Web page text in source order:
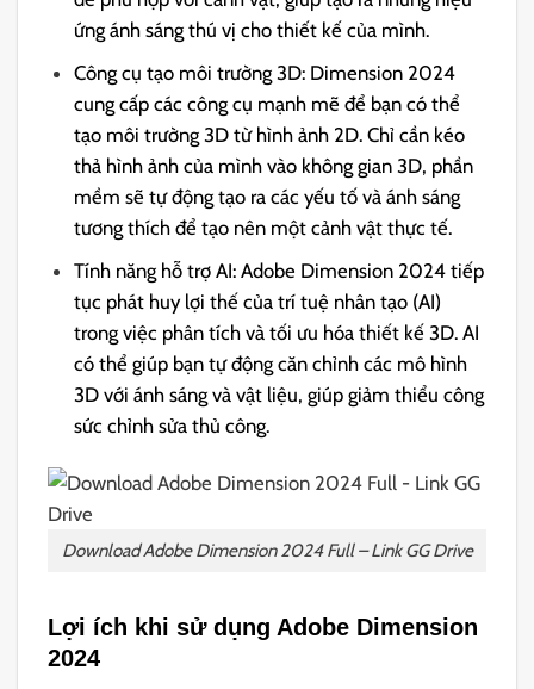
ứng ánh sáng thú vị cho thiết kế của mình.
Công cụ tạo môi trường 3D: Dimension 2024
cung cấp các công cụ mạnh mẽ để bạn có thể
tạo môi trường 3D từ hình ảnh 2D. Chỉ cần kéo
thả hình ảnh của mình vào không gian 3D, phần
mềm sẽ tự động tạo ra các yếu tố và ánh sáng
tương thích để tạo nên một cảnh vật thực tế.
Tính năng hỗ trợ AI: Adobe Dimension 2024 tiếp
tục phát huy lợi thế của trí tuệ nhân tạo (AI)
trong việc phân tích và tối ưu hóa thiết kế 3D. AI
có thể giúp bạn tự động căn chỉnh các mô hình
3D với ánh sáng và vật liệu, giúp giảm thiểu công
sức chỉnh sửa thủ công.
Download Adobe Dimension 2024 Full – Link GG Drive
Lợi ích khi sử dụng Adobe Dimension
2024